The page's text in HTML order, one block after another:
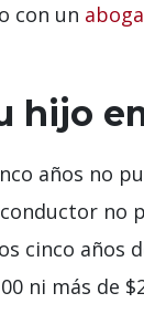
con un
hijo
años no
conductor no
cinco años
ni más de